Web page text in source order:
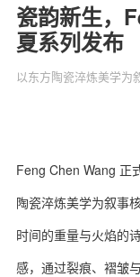
瓷韵新生，
夏系列发布
以东方陶瓷淬炼美学为
Feng Chen Wang 正
陶瓷淬炼美学为叙事
时间的重量与火焰的
感，通过裂痕、褶皱